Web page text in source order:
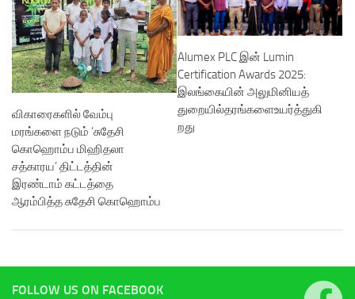
விகாரைகளில் வேம்பு
மரங்களை நடும் ‘சுதேசி
கொஹொம்ப மிஹிதலா
சத்காரய’ திட்டத்தின்
இரண்டாம் கட்டத்தை
ஆரம்பித்த சுதேசி கொஹொம்ப
Alumex PLC இன் Lumin
Certification Awards 2025:
இலங்கையின் அலுமினியத்
துறையில்தரங்களைஉயர்த்துகி
றது
FOLLOW US ON FACEBOOK